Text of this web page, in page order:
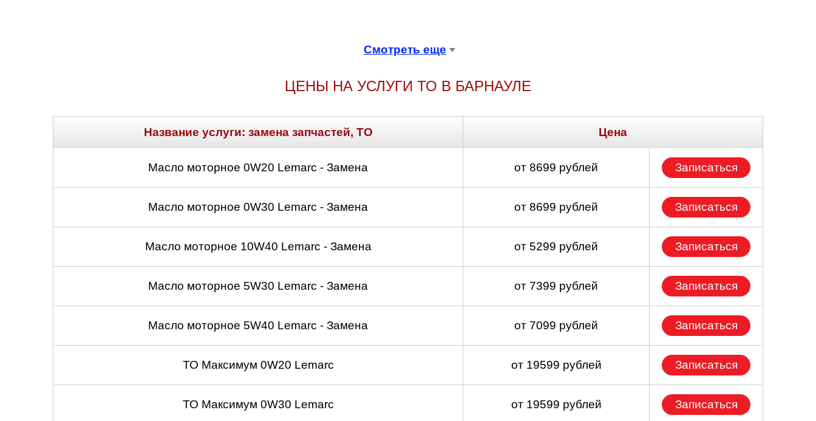
Смотреть еще
ЦЕНЫ НА УСЛУГИ ТО В БАРНАУЛЕ
Название услуги: замена запчастей, ТО Цена
Масло моторное 0W20 Lemarc - Замена от 8699 рублей Записаться
Масло моторное 0W30 Lemarc - Замена от 8699 рублей Записаться
Масло моторное 10W40 Lemarc - Замена от 5299 рублей Записаться
Масло моторное 5W30 Lemarc - Замена от 7399 рублей Записаться
Масло моторное 5W40 Lemarc - Замена от 7099 рублей Записаться
ТО Максимум 0W20 Lemarc от 19599 рублей Записаться
ТО Максимум 0W30 Lemarc от 19599 рублей Записаться